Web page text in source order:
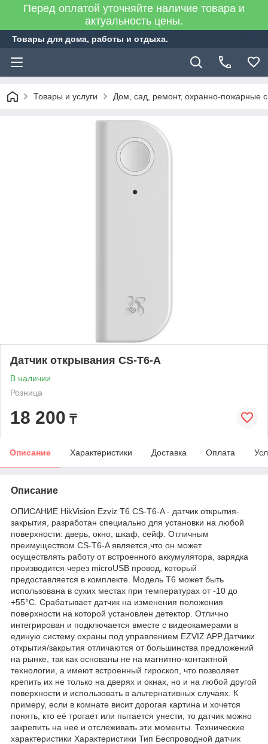
Перед оплатой уточняйте наличие товара и
актуальность цены.
Товары для дома, работы и отдыха.
Товары и услуги Дом, сад, ремонт, охранно-пожарные
Датчик открывания CS-T6-A
В наличии
Розница
18 200 ₸
Описание Характеристики Доставка Оплата
Описание
ОПИСАНИЕ HikVision Ezviz T6 CS-T6-A - датчик открытия-
закрытия, разработан специально для установки на любой
поверхности: дверь, окно, шкаф, сейф. Отличным
преимуществом CS-T6-A является,что он может
осуществлять работу от встроенного аккумулятора, зарядка
производится через microUSB провод, который
предоставляется в комплекте. Модель Т6 может быть
использована в сухих местах при температурах от -10 до
+55°С. Срабатывает датчик на изменения положения
поверхности на которой установлен детектор. Отлично
интегрирован и подключается вместе с видеокамерами в
единую систему охраны под управлением EZVIZ APP.Датчики
открытия/закрытия отличаются от большинства предложений
на рынке, так как основаны не на магнитно-контактной
технологии, а имеют встроенный гироскоп, что позволяет
крепить их не только на дверях и окнах, но и на любой другой
поверхности и использовать в альтернативных случаях. К
примеру, если в комнате висит дорогая картина и хочется
понять, кто её трогает или пытается унести, то датчик можно
закрепить на неё и отслеживать эти моменты. Технические
характеристики Характеристики Тип Беспроводной датчик